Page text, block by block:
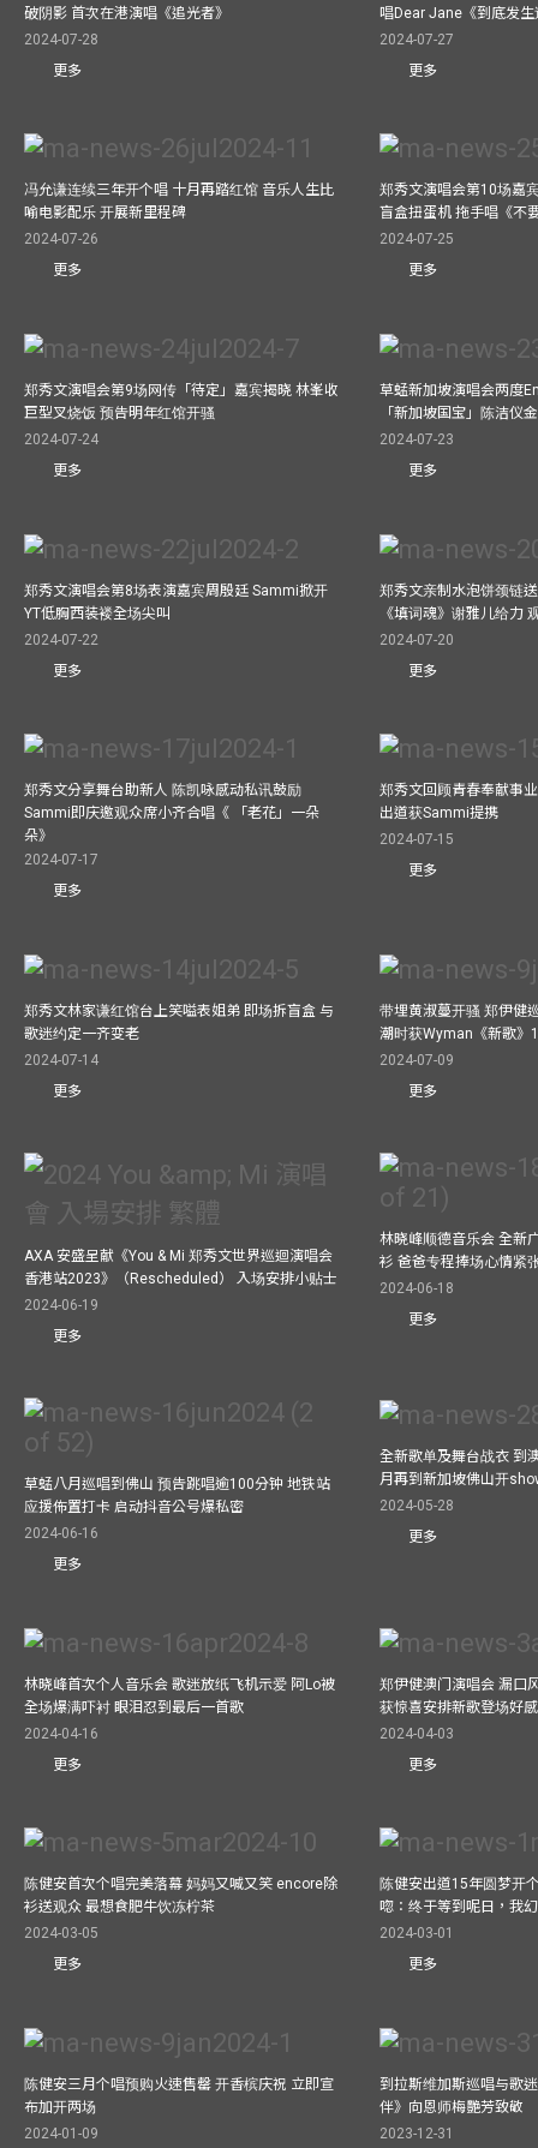
破阴影 首次在港演唱《追光者》
2024-07-28
更多
唱Dear Jane《到底发
2024-07-27
更多
冯允谦连续三年开个唱 十月再踏红馆 音乐人生比
喻电影配乐 开展新里程碑
2024-07-26
更多
郑秀文演唱会第10场嘉
盲盒扭蛋机 拖手唱《不
2024-07-25
更多
郑秀文演唱会第9场网传「待定」嘉宾揭晓 林峯收
巨型叉烧饭 预告明年红馆开骚
2024-07-24
更多
草蜢新加坡演唱会两度
「新加坡国宝」陈洁仪
2024-07-23
更多
郑秀文演唱会第8场表演嘉宾周殷廷 Sammi掀开
YT低胸西装褛全场尖叫
2024-07-22
更多
郑秀文亲制水泡饼颈链
《填词魂》谢雅儿给力
2024-07-20
更多
郑秀文分享舞台助新人 陈凯咏感动私讯鼓励
Sammi即庆邀观众席小齐合唱《 「老花」一朵
朵》
2024-07-17
更多
郑秀文回顾青春奉献事
出道获Sammi提携
2024-07-15
更多
郑秀文林家谦红馆台上笑嗌表姐弟 即场拆盲盒 与
歌迷约定一齐变老
2024-07-14
更多
带埋黄淑蔓开骚 郑伊健
潮时获Wyman《新歌》
2024-07-09
更多
AXA 安盛呈献《You & Mi 郑秀文世界巡迴演唱会
香港站2023》（Rescheduled） 入场安排小贴士
2024-06-19
更多
林晓峰顺德音乐会 全新
衫 爸爸专程捧场心情紧
2024-06-18
更多
草蜢八月巡唱到佛山 预告跳唱逾100分钟 地铁站
应援佈置打卡 启动抖音公号爆私密
2024-06-16
更多
全新歌单及舞台战衣 到
月再到新加坡佛山开
2024-05-28
更多
林晓峰首次个人音乐会 歌迷放纸飞机示爱 阿Lo被
全场爆满吓衬 眼泪忍到最后一首歌
2024-04-16
更多
郑伊健澳门演唱会 漏口
获惊喜安排新歌登场好
2024-04-03
更多
陈健安首次个唱完美落幕 妈妈又喊又笑 encore除
衫送观众 最想食肥牛饮冻柠茶
2024-03-05
更多
陈健安出道15年圆梦开
唿：终于等到呢日，我
2024-03-01
更多
陈健安三月个唱预购火速售罄 开香槟庆祝 立即宣
布加开两场
2024-01-09
到拉斯维加斯巡唱与歌
伴》向恩师梅艷芳致敬
2023-12-31